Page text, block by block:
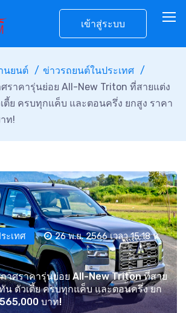
เข้าสู่ระบบ
นยนต์
ข่าวรถยนต์ในประเทศ
ราคารุ่นย่อย All-New Triton ที่สายแต่ง
ตี้ย ครบทุกแค็บ และตอนครึ่ง ยกสูง ราคา
ท!
ะเทศ 26 พ.ย. 2566 เวลา 15:18 น.
าศราคารุ่นย่อย All-New Triton ที่สาย
น ตัวเตี้ย ครบทุกแค็บ และตอนครึ่ง ยก
บาท!